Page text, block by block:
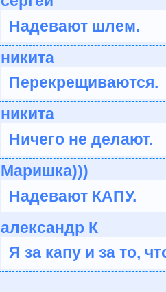
Надевают шлем.
никита
Перекрещиваются.
никита
Ничего не делают.
Маришка)))
Надевают КАПУ.
александр К
Я за капу и за то,